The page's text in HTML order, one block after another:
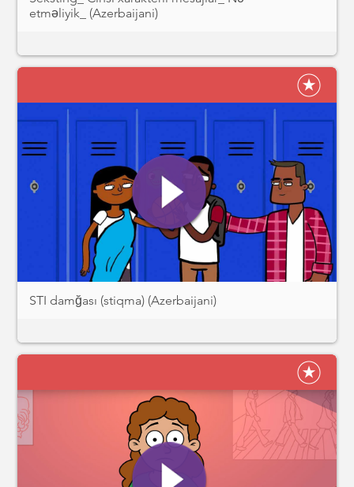
etməliyik_ (Azerbaijani)
STI damğası (stiqma) (Azerbaijani)